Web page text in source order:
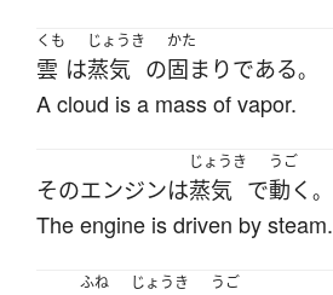
くも
雲 は
じょうき
蒸気 の
かた
固まりである。
A cloud is a mass of vapor.
そのエンジンは
じょうき
蒸気 で
うご
動く 。
The engine is driven by steam.
ふね じょうき うご